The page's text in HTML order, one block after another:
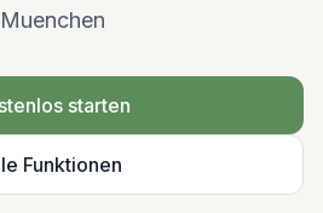
Muenchen
starten
Funktionen